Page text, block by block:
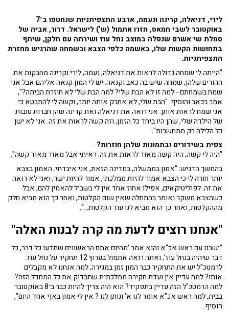
לירי, דניאלה, קרינה ונעמה, ארבע התצפיתניות שנחטפו ב־7
באוקטובר לשבי חמאס, חזרו אתמול (ש') לישראל. דרור, אביה של
סמלת שי אשרם שנפלה במוצב נחל עוז ושירתה עם חלקן, שיתף
בתחושות הקשות שלו, באשמה כלפי הצבא ובשמחה שהרגיש מחזרת
התצפיתניות.
"הייתה לי שמחה גדולה לראות את דניאלה, נעמה, לירי וקרינה מחבקות את
ההורים שלהן, שמחה שיש בה כאב וקנאה. יש לי המון קנאה אליהם אבל אני
שמח בשמחתם - למה זו לא הבת שלי? למה הבת שלי לא חוזרת הביתה?",
אמר בכאב והוסיף: "הבת שלי, לא אחבק אותה יותר, וקשה לי להתבטא כי
אני שמח לראות אותן. אני רואה את דניאלה ואת קרינה שהן חברות טובות
של הילדה שלי, שהן היו ביחד כל הזמן, וזה קשה לראות את זה. אני לא ישן
כל הלילה רק ממחשבות".
צפית בשידורים ובתמונות שלהן חוזרות?
"היה לי קשה, היה קשה מאוד לראות את זה. ראיתי אבל מאוד מאוד קשה".
בהמשך הדגיש: "אמון בממשלה, במדינה הזאת, אני איבדתי. האמון בצבא
יותר חורה לי כי הצבא אמור להיות ממלכתי, אמור להיות ישר, ואני לא רואה
את זה. לפוליטיקאים, אפילו אחוז אחד אין לי בשביל להאמין להם, אבל
כשהצבא משקר ואומר בהתחלה שאין שום הקלטות, ואחר כך הוא מביא חלק
מההקלטות, ואחר כך הוא מביא לנו עוד הקלטות...".
"אנחנו רוצים לדעת מה קרה לבנות האלה"
"ישבנו עם ראש אכ"א והוא אמר 'מהיום אתם הראשונים שתדעו כל דבר, כל
דבר שיהיה בנחל עוז', ואתה רואה אתמול בערוץ 12 תחקיר על נחל עוז.
לרמטכ"ל יש את התחקיר כבר המון זמן במגירה, למה אנחנו לא מקבלים
אותו? למה עדיין אין ועדת חקירה ממלכתית שתבדוק את כל המחדל הזה?
למה הרמטכ"ל הזה עדיין בתפקיד? הוא היה צריך להיות כבר ב־8 באוקטובר
בבית, למה ראש אכ"א אומר לנו א' ונותן לנו ? אין לי אמון באף אחד היום",
הוסיף.